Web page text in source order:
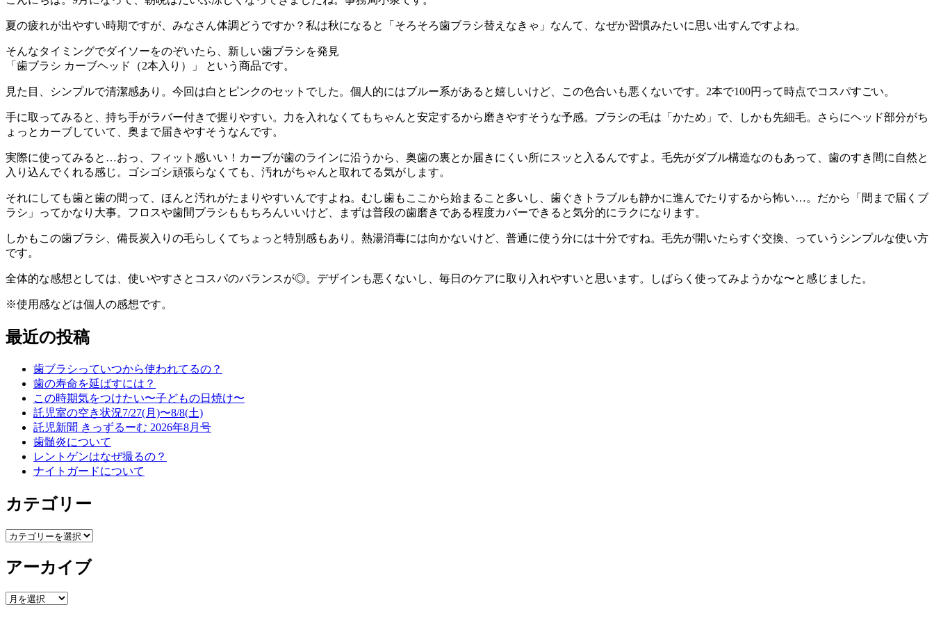
夏の疲れが出やすい時期ですが、みなさん体調どうですか？私は秋になると「そろそろ歯ブラシ替えなきゃ」なんて、なぜか習慣みたいに思い出すんですよね。
そんなタイミングでダイソーをのぞいたら、新しい歯ブラシを発見
「歯ブラシ カーブヘッド（2本入り）」 という商品です。
見た目、シンプルで清潔感あり。今回は白とピンクのセットでした。個人的にはブルー系があると嬉しいけど、この色合いも悪くないです。2本で100円って時点でコスパすごい。
手に取ってみると、持ち手がラバー付きで握りやすい。力を入れなくてもちゃんと安定するから磨きやすそうな予感。ブラシの毛は「かため」で、しかも先細毛。さらにヘッド部分がち
ょっとカーブしていて、奥まで届きやすそうなんです。
実際に使ってみると…おっ、フィット感いい！カーブが歯のラインに沿うから、奥歯の裏とか届きにくい所にスッと入るんですよ。毛先がダブル構造なのもあって、歯のすき間に自然と
入り込んでくれる感じ。ゴシゴシ頑張らなくても、汚れがちゃんと取れてる気がします。
それにしても歯と歯の間って、ほんと汚れがたまりやすいんですよね。むし歯もここから始まること多いし、歯ぐきトラブルも静かに進んでたりするから怖い…。だから「間まで届くブ
ラシ」ってかなり大事。フロスや歯間ブラシももちろんいいけど、まずは普段の歯磨きである程度カバーできると気分的にラクになります。
しかもこの歯ブラシ、備長炭入りの毛らしくてちょっと特別感もあり。熱湯消毒には向かないけど、普通に使う分には十分ですね。毛先が開いたらすぐ交換、っていうシンプルな使い方
です。
全体的な感想としては、使いやすさとコスパのバランスが◎。デザインも悪くないし、毎日のケアに取り入れやすいと思います。しばらく使ってみようかな〜と感じました。
※使用感などは個人の感想です。
最近の投稿
歯ブラシっていつから使われてるの？
歯の寿命を延ばすには？
この時期気をつけたい〜子どもの日焼け〜
託児室の空き状況7/27(月)〜8/8(土)
託児新聞 きっずるーむ 2026年8月号
歯髄炎について
レントゲンはなぜ撮るの？
ナイトガードについて
カテゴリー
カ
ゴ
ー
アーカイブ
ア